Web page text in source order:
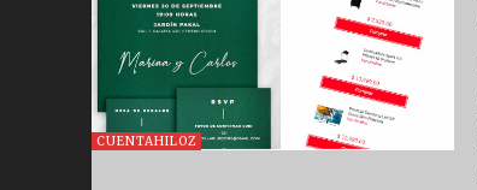
CUENTAHILOZ